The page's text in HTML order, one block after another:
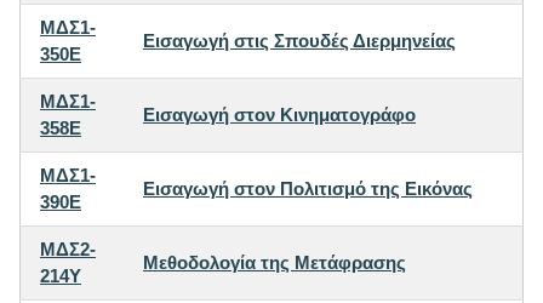
ΜΔΣ1-
350E
Εισαγωγή στις Σπουδές Διερμηνείας
ΜΔΣ1-
358E
Εισαγωγή στον Κινηματογράφο
ΜΔΣ1-
390E
Εισαγωγή στον Πολιτισμό της Εικόνας
ΜΔΣ2-
214Y
Μεθοδολογία της Μετάφρασης